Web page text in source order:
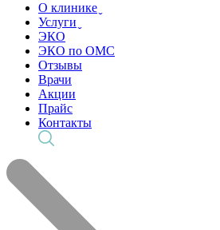
О клинике ̬
Услуги ̬
ЭКО
ЭКО по ОМС
Отзывы
Врачи
Акции
Прайс
Контакты